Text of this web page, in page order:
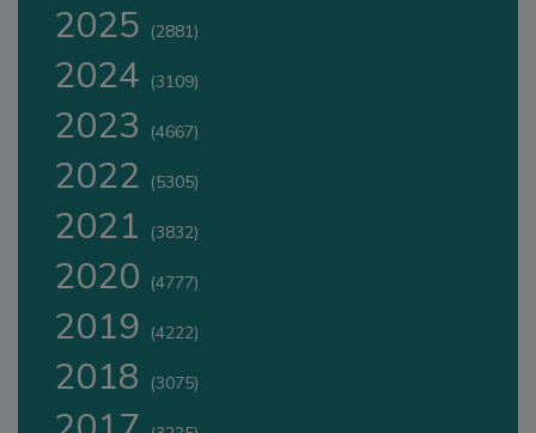
2025 (2881)
2024 (3109)
2023 (4667)
2022 (5305)
2021 (3832)
2020 (4777)
2019 (4222)
2018 (3075)